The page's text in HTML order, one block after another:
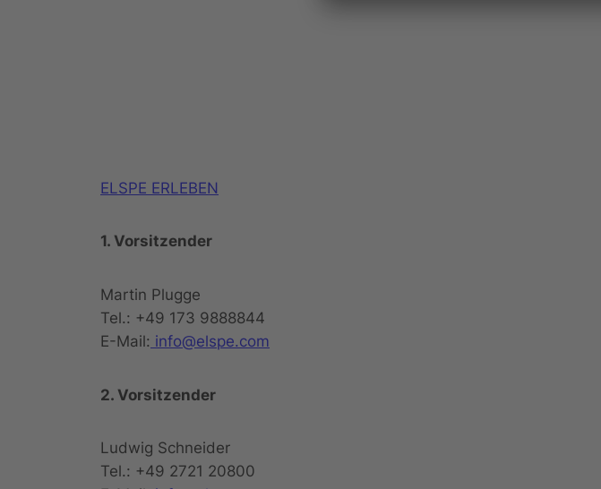
ELSPE ERLEBEN
1. Vorsitzender
Martin Plugge
Tel.: +49 173 9888844
E-Mail: info@elspe.com
2. Vorsitzender
Ludwig Schneider
Tel.: +49 2721 20800